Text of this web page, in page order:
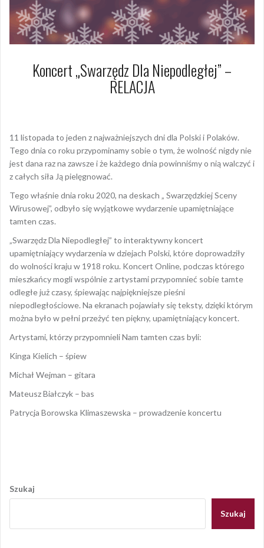
Koncert „Swarzędz Dla Niepodległej” –
RELACJA
11 listopada to jeden z najważniejszych dni dla Polski i Polaków.
Tego dnia co roku przypominamy sobie o tym, że wolność nigdy nie
jest dana raz na zawsze i że każdego dnia powinniśmy o nią walczyć i
z całych siła Ją pielęgnować.
Tego właśnie dnia roku 2020, na deskach „ Swarzędzkiej Sceny
Wirusowej”, odbyło się wyjątkowe wydarzenie upamiętniające
tamten czas.
„Swarzędz Dla Niepodległej” to interaktywny koncert
upamiętniający wydarzenia w dziejach Polski, które doprowadziły
do wolności kraju w 1918 roku. Koncert Online, podczas którego
mieszkańcy mogli wspólnie z artystami przypomnieć sobie tamte
odległe już czasy, śpiewając najpiękniejsze pieśni
niepodległościowe. Na ekranach pojawiały się teksty, dzięki którym
można było w pełni przeżyć ten piękny, upamiętniający koncert.
Artystami, którzy przypomnieli Nam tamten czas byli:
Kinga Kielich – śpiew
Michał Wejman – gitara
Mateusz Białczyk – bas
Patrycja Borowska Klimaszewska – prowadzenie koncertu
wpisu
Szukaj
Szukaj